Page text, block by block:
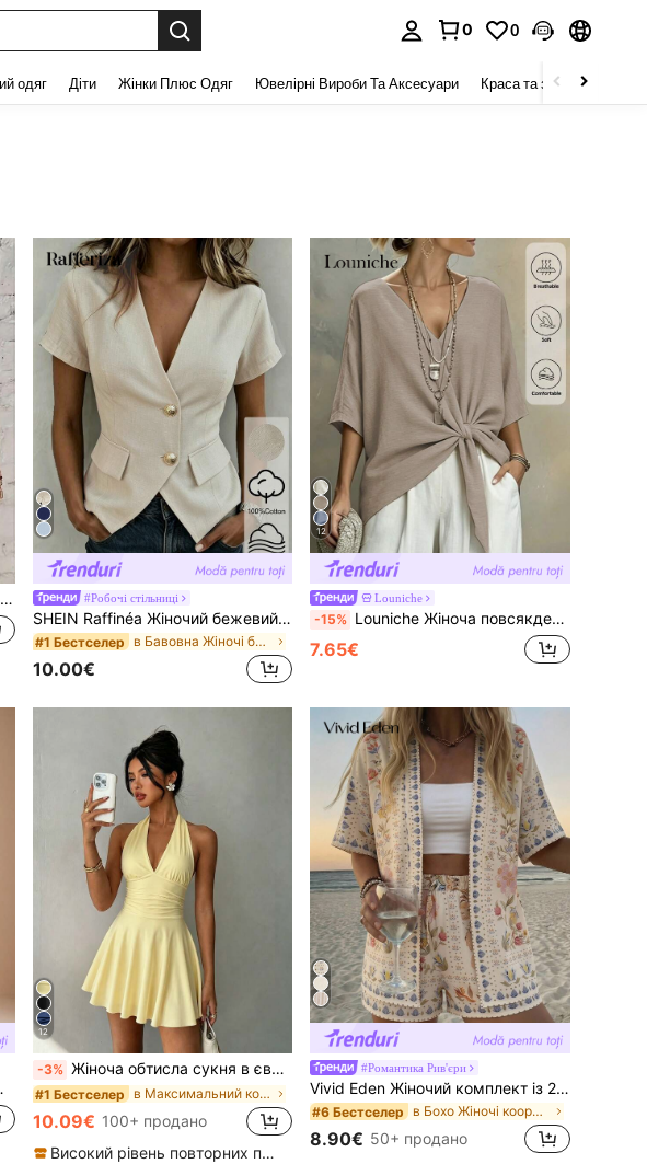
0 0
одяг Діти Жінки Плюс Одяг Ювелірні Вироби Та Аксесуари Краса та здоров 'я
#Робочі стільниці
SHEIN Raffinéa Жіночий бежевий літній повсякденний елегантний офісний топ із короткими рукавами, глибоким V-подібним вирізом, перехресним дизайном і гудзиками, імітація бавовни та льону, для роботи, відпустки та поїздок на роботу
#1 Бестселер в Бавовна Жіночі блузки
10.00€
12
Louniche
-15% Louniche Жіноча повсякденна лляна однотонна блузка з V-подібним вирізом та зав'язаним вузлом, весна/літо
7.65€
12
-3% Жіноча обтисла сукня в європейському та американському стилі, сексуальна, з халтер-вирізом, зав'язкою на спині, відкритими плечима, акцентом на талії та плісованою тканиною, літня, 1 шт., нова, елегантна, для вечірки, нічного виходу та побачення
#1 Бестселер в Максимальний комфорт Жіночі сукні
10.09€ 100+ продано
Високий рівень повторних покупців
#Романтика Рив'єри
Vivid Eden Жіночий комплект із 2 предметів: кімоно та шорти з короткими рукавами з квітковим принтом, стиль "Відпустка"
#6 Бестселер в Бохо Жіночі координати
8.90€ 50+ продано